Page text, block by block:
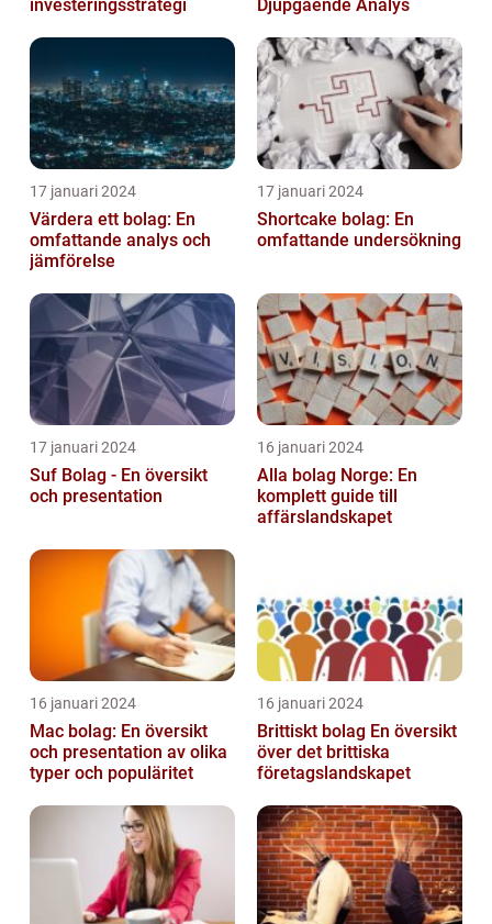
investeringsstrategi
Djupgående Analys
17 januari 2024
Värdera ett bolag: En
omfattande analys och
jämförelse
17 januari 2024
Shortcake bolag: En
omfattande undersökning
17 januari 2024
Suf Bolag - En översikt
och presentation
16 januari 2024
Alla bolag Norge: En
komplett guide till
affärslandskapet
16 januari 2024
Mac bolag: En översikt
och presentation av olika
typer och populäritet
16 januari 2024
Brittiskt bolag En översikt
över det brittiska
företagslandskapet